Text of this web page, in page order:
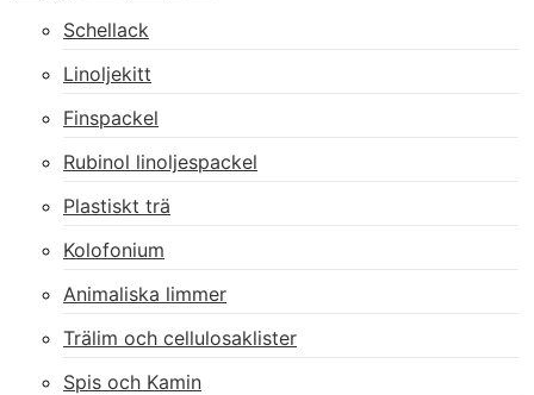
Schellack
Linoljekitt
Finspackel
Rubinol linoljespackel
Plastiskt trä
Kolofonium
Animaliska limmer
Trälim och cellulosaklister
Spis och Kamin